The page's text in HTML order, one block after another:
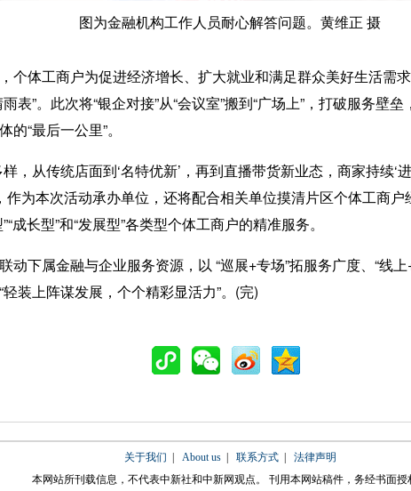
图为金融机构工作人员耐心解答问题。黄维正 摄
体工商户为促进经济增长、扩大就业和满足群众美好生活需求
表”。此次将“银企对接”从“会议室”搬到“广场上”，打破服务壁
“最后一公里”。
从传统店面到‘名特优新’，再到直播带货新业态，商家持续‘
作为本次活动承办单位，还将配合相关单位摸清片区个体工商户
成长型”和“发展型”各类型个体工商户的精准服务。
下属金融与企业服务资源，以 “巡展+专场”拓服务广度、“线
装上阵谋发展，个个精彩显活力”。(完)
关于我们 About us| 联系方式| 法律声明
本网站所刊载信息，不代表中新社和中新网观点。 刊用本网站稿件，务经书面授